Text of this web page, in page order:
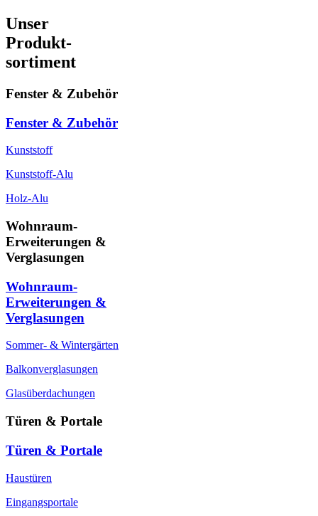
Unser
Produkt-
sortiment
Fenster & Zubehör
Fenster & Zubehör
Kunststoff
Kunststoff-Alu
Holz-Alu
Wohnraum-
Erweiterungen &
Verglasungen
Wohnraum-
Erweiterungen &
Verglasungen
Sommer- & Wintergärten
Balkonverglasungen
Glasüberdachungen
Türen & Portale
Türen & Portale
Haustüren
Eingangsportale